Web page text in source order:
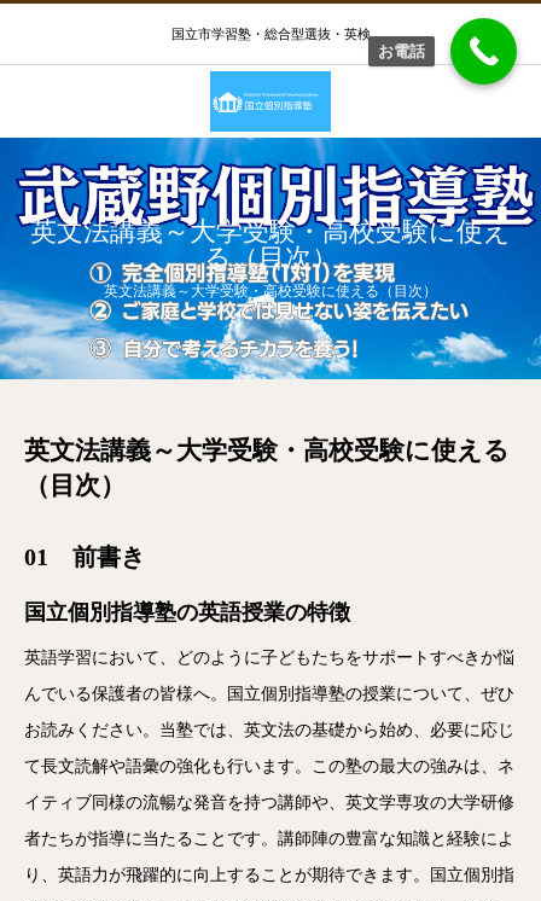
国立市学習塾・総合型選抜・英検
英文法講義～大学受験・高校受験に使え
る（目次）
英文法講義～大学受験・高校受験に使える（目次）
英文法講義～大学受験・高校受験に使える
（目次）
01 前書き
国立個別指導塾の英語授業の特徴
英語学習において、どのように子どもたちをサポートすべきか悩
んでいる保護者の皆様へ。国立個別指導塾の授業について、ぜひ
お読みください。当塾では、英文法の基礎から始め、必要に応じ
て長文読解や語彙の強化も行います。この塾の最大の強みは、ネ
イティブ同様の流暢な発音を持つ講師や、英文学専攻の大学研修
者たちが指導に当たることです。講師陣の豊富な知識と経験によ
り、英語力が飛躍的に向上することが期待できます。国立個別指
お電話